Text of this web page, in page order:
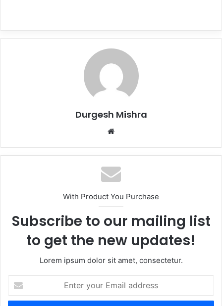
Durgesh Mishra
Website
With Product You Purchase
Subscribe to our mailing list
to get the new updates!
Lorem ipsum dolor sit amet, consectetur.
Enter
your
Email